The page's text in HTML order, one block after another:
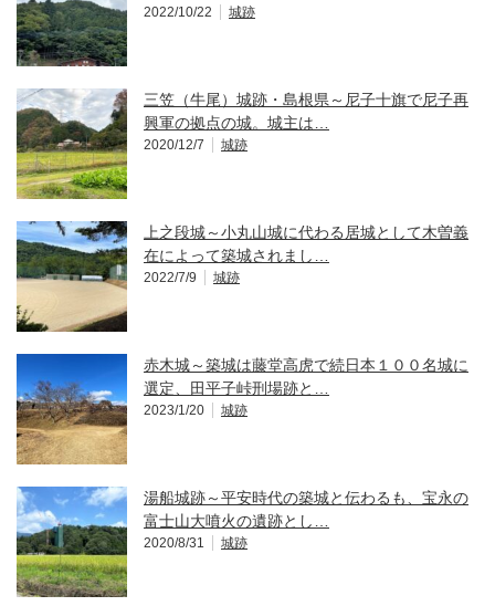
2022/10/22 城跡
三笠（牛尾）城跡・島根県～尼子十旗で尼子再
興軍の拠点の城。城主は…
2020/12/7 城跡
上之段城～小丸山城に代わる居城として木曽義
在によって築城されまし…
2022/7/9 城跡
赤木城～築城は藤堂高虎で続日本１００名城に
選定、田平子峠刑場跡と…
2023/1/20 城跡
湯船城跡～平安時代の築城と伝わるも、宝永の
富士山大噴火の遺跡とし…
2020/8/31 城跡